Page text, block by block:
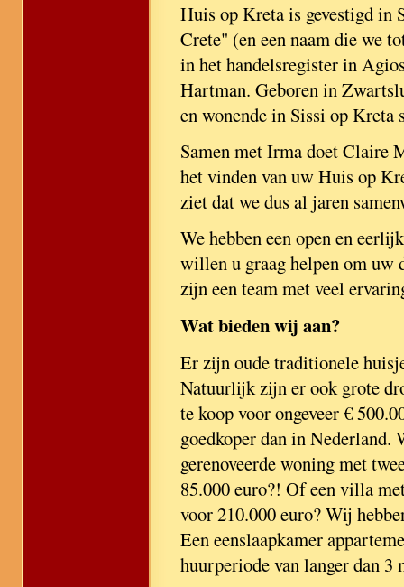
Huis op Kreta is gevestigd in
Crete" (en een naam die we
in het handelsregister in
Hartman. Geboren in
en wonende in Sissi op Kreta
Samen met Irma doet Claire
het vinden van uw Huis op
ziet dat we dus al jaren
We hebben een open en
willen u graag helpen om uw
zijn een team met veel
Wat bieden wij aan?
Er zijn oude traditionele
Natuurlijk zijn er ook grote
te koop voor ongeveer €
goedkoper dan in Nederland.
gerenoveerde woning met
85.000 euro?! Of een villa
voor 210.000 euro? Wij
Een eenslaapkamer
huurperiode van langer dan 3